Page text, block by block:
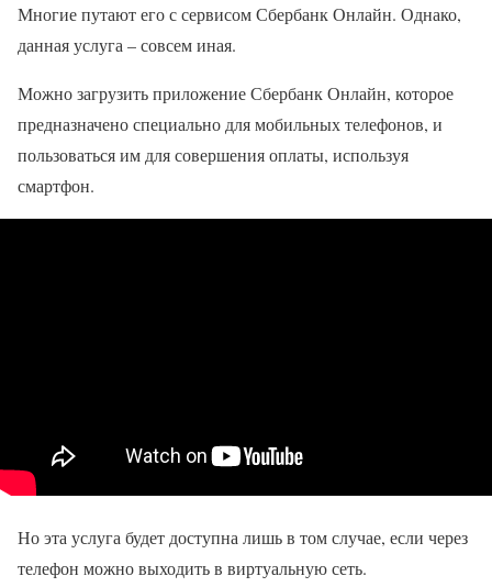
Многие путают его с сервисом Сбербанк Онлайн. Однако,
данная услуга – совсем иная.
Можно загрузить приложение Сбербанк Онлайн, которое
предназначено специально для мобильных телефонов, и
пользоваться им для совершения оплаты, используя
смартфон.
Но эта услуга будет доступна лишь в том случае, если через
телефон можно выходить в виртуальную сеть.